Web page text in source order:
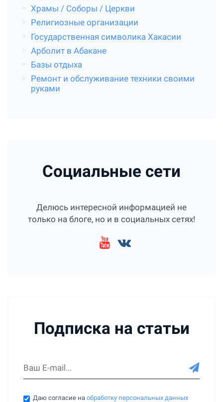
Храмы / Соборы / Церкви
Религиозные организации
Государственная символика Хакасии
Арболит в Абакане
Базы отдыха
Ремонт и обслуживание техники своими
руками
Социальные сети
Делюсь интересной информацией не
только на блоге, но и в социальных сетях!
Подписка на статьи
Даю согласие наобработку персональных данных